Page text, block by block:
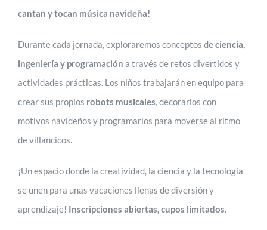
cantan y tocan música navideña!
Durante cada jornada, exploraremos conceptos deciencia,
ingeniería y programación a través de retos divertidos y
actividades prácticas. Los niños trabajarán en equipo para
crear sus propios robots musicales, decorarlos con
motivos navideños y programarlos para moverse al ritmo
de villancicos.
¡Un espacio donde la creatividad, la ciencia y la tecnología
se unen para unas vacaciones llenas de diversión y
aprendizaje! Inscripciones abiertas, cupos limitados.